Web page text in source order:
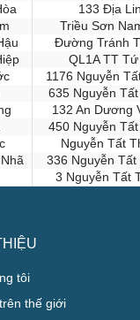
133 Địa
Triều Sơn
Đường Tránh
QL1A TT
1176 Nguyễn
635 Nguyễn
132 An Dương
450 Nguyễn
Nguyễn Tất
336 Nguyễn
3 Nguyễn Tất
tôi
thế giới